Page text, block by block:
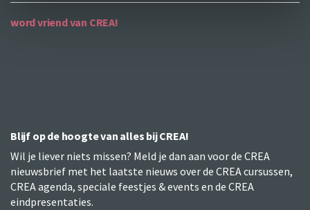
word vriend van CREA!
Blijf op de hoogte van alles bij CREA!
Wil je liever niets missen? Meld je dan aan voor de CREA
nieuwsbrief met het laatste nieuws over de CREA cursussen,
CREA agenda, speciale feestjes & events en de CREA
eindpresentaties.